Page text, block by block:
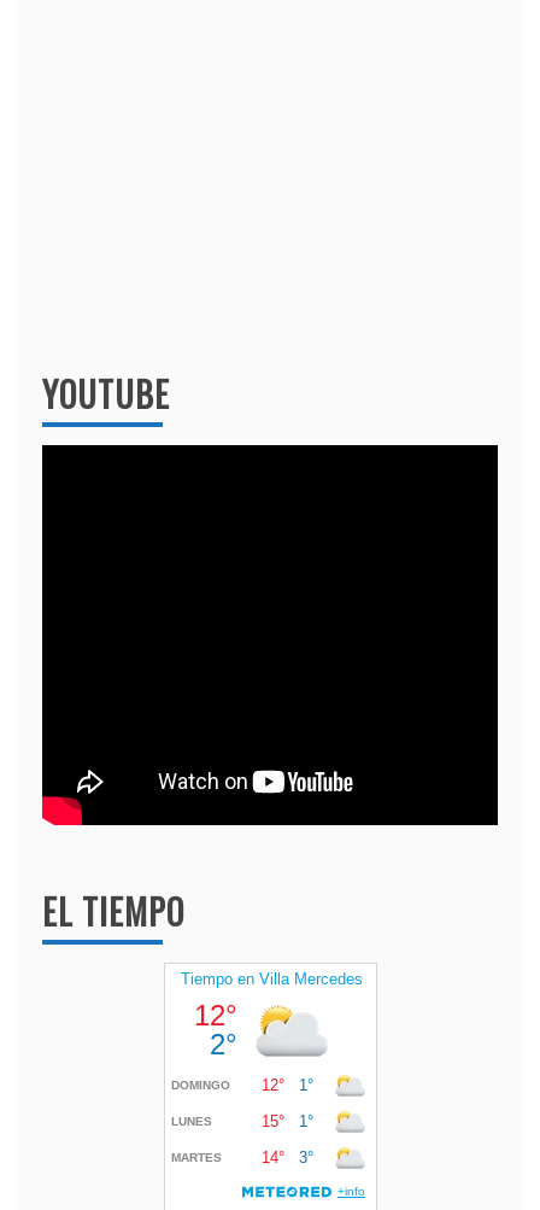
YOUTUBE
EL TIEMPO